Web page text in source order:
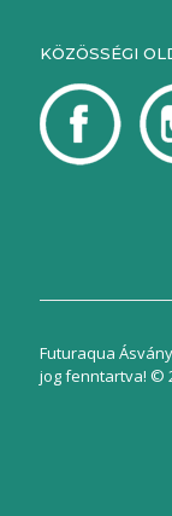
KÖZÖSSÉGI
Futuraqua
jog fenntartva! ©